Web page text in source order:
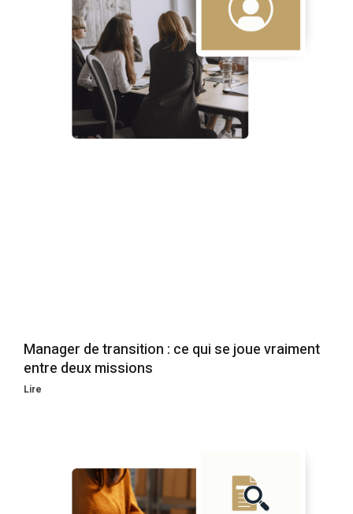
Manager de transition : ce qui se joue vraiment
entre deux missions
Lire